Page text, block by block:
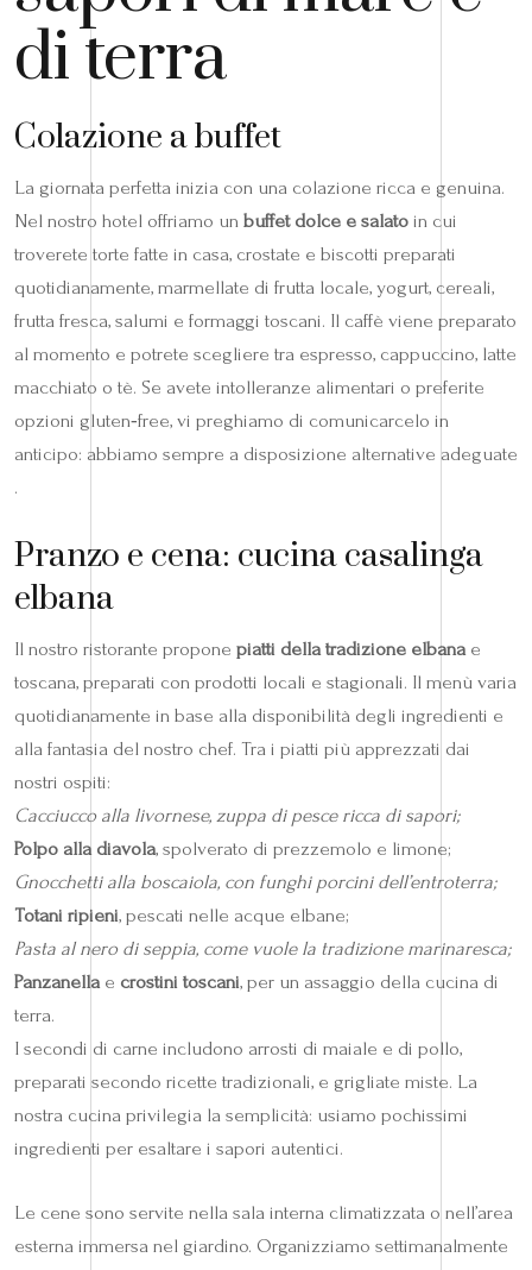
di terra
Colazione a buffet
La giornata perfetta inizia con una colazione ricca e genuina.
Nel nostro hotel offriamo un buffet dolce e salato in cui
troverete torte fatte in casa, crostate e biscotti preparati
quotidianamente, marmellate di frutta locale, yogurt, cereali,
frutta fresca, salumi e formaggi toscani. Il caffè viene preparato
al momento e potrete scegliere tra espresso, cappuccino, latte
macchiato o tè. Se avete intolleranze alimentari o preferite
opzioni gluten‑free, vi preghiamo di comunicarcelo in
anticipo: abbiamo sempre a disposizione alternative adeguate
.
Pranzo e cena: cucina casalinga
elbana
Il nostro ristorante propone piatti della tradizione elbanae
toscana, preparati con prodotti locali e stagionali. Il menù varia
quotidianamente in base alla disponibilità degli ingredienti e
alla fantasia del nostro chef. Tra i piatti più apprezzati dai
nostri ospiti:
Cacciucco alla livornese, zuppa di pesce ricca di sapori;
Polpo alla diavola, spolverato di prezzemolo e limone;
Gnocchetti alla boscaiola, con funghi porcini dell’entroterra;
Totani ripieni, pescati nelle acque elbane;
Pasta al nero di seppia, come vuole la tradizione marinaresca;
Panzanellae crostini toscani, per un assaggio della cucina di
terra.
I secondi di carne includono arrosti di maiale e di pollo,
preparati secondo ricette tradizionali, e grigliate miste. La
nostra cucina privilegia la semplicità: usiamo pochissimi
ingredienti per esaltare i sapori autentici.
Le cene sono servite nella sala interna climatizzata o nell’area
esterna immersa nel giardino. Organizziamo settimanalmente